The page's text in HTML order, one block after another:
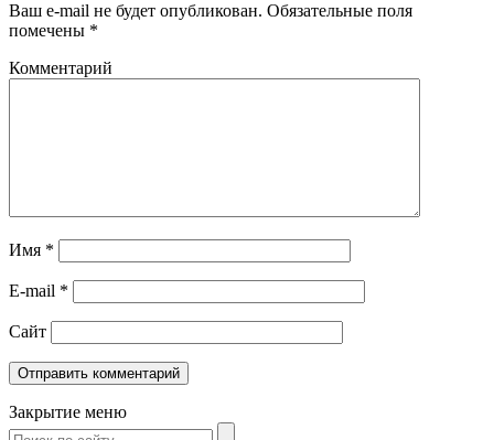
Ваш e-mail не будет опубликован. Обязательные поля
помечены *
Комментарий
Имя *
E-mail *
Сайт
Закрытие меню